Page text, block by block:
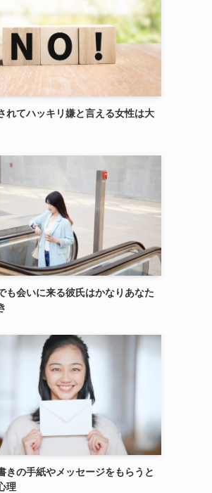
れてハッキリ嫌と言える女性は大
も会いに来る彼氏はかなりあなた
きの手紙やメッセージをもらうと
理